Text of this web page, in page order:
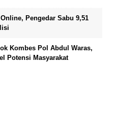
Pengedar Sabu 9,51
Kombes Pol Abdul Waras,
Potensi Masyarakat